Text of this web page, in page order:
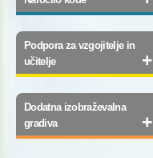
Podpora za vzgojitelje in
učitelje
+
Dodatna izobraževalna
gradiva
+